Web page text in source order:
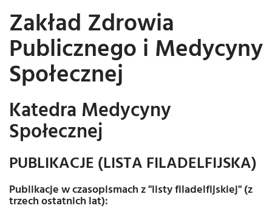
Zakład Zdrowia
Publicznego i Medycyny
Społecznej
Katedra Medycyny
Społecznej
PUBLIKACJE (LISTA FILADELFIJSKA)
Publikacje w czasopismach z "listy filadelfijskiej" (z
trzech ostatnich lat):